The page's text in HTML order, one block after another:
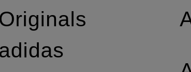
Originals
adidas